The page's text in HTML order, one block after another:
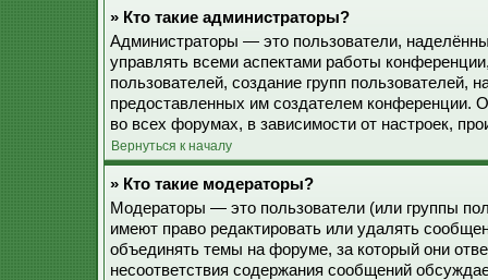
» Кто такие администраторы?
Администраторы — это пользователи,
управлять всеми аспектами работы
пользователей, создание групп пользователей,
предоставленных им создателем конференции.
во всех форумах, в зависимости от настроек,
Вернуться к началу
» Кто такие модераторы?
Модераторы — это пользователи (или группы
имеют право редактировать или удалять
объединять темы на форуме, за который они
несоответствия содержания сообщений